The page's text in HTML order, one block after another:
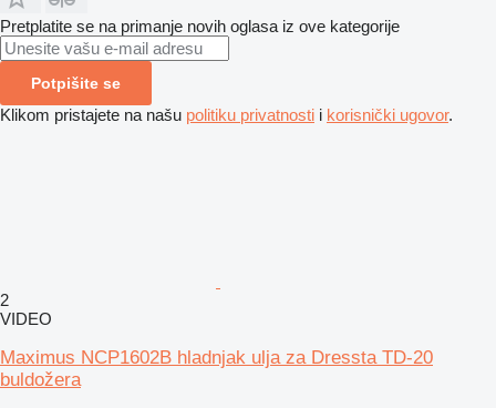
Pretplatite se na primanje novih oglasa iz ove kategorije
Potpišite se
Klikom pristajete na našu politiku privatnosti i korisnički ugovor.
2
VIDEO
Maximus NCP1602B hladnjak ulja za Dressta TD-20
buldožera